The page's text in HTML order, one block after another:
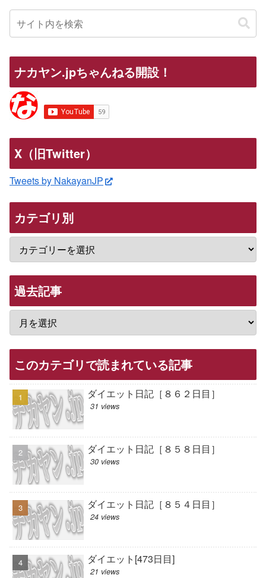
ナカヤン.jpちゃんねる開設！
X（旧Twitter）
Tweets by NakayanJP
カテゴリ別
過去記事
このカテゴリで読まれている記事
ダイエット日記［８６２日目］
31 views
ダイエット日記［８５８日目］
30 views
ダイエット日記［８５４日目］
24 views
ダイエット[473日目]
21 views